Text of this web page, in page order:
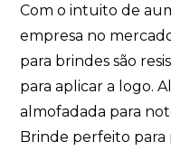
Com o intuito de
empresa no
para brindes são
para aplicar a logo.
almofadada para
Brinde perfeito para